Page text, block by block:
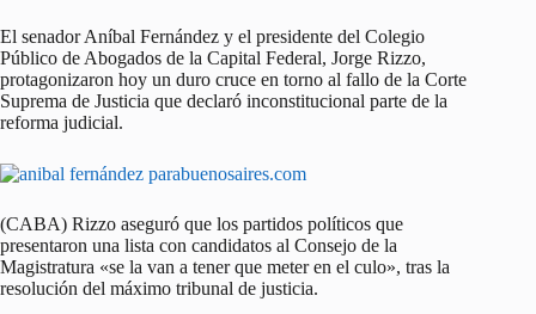
El senador Aníbal Fernández y el presidente del Colegio
Público de Abogados de la Capital Federal, Jorge Rizzo,
protagonizaron hoy un duro cruce en torno al fallo de la Corte
Suprema de Justicia que declaró inconstitucional parte de la
reforma judicial.
(CABA) Rizzo aseguró que los partidos políticos que
presentaron una lista con candidatos al Consejo de la
Magistratura «se la van a tener que meter en el culo», tras la
resolución del máximo tribunal de justicia.